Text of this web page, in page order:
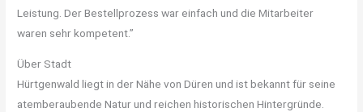
Leistung. Der Bestellprozess war einfach und die Mitarbeiter
waren sehr kompetent.”
Über Stadt
Hürtgenwald liegt in der Nähe von Düren und ist bekannt für seine
atemberaubende Natur und reichen historischen Hintergründe.